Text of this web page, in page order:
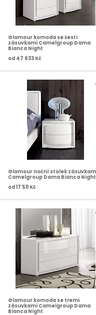
Glamour komoda se šesti
zásuvkami Camelgroup Dama
Bianca Night
od 47 633 Kč
Glamour noční stolek
Camelgroup Dama Bianca Night
od17 511 Kč
Glamour komoda se třemi
zásuvkami Camelgroup Dama
Bianca Night